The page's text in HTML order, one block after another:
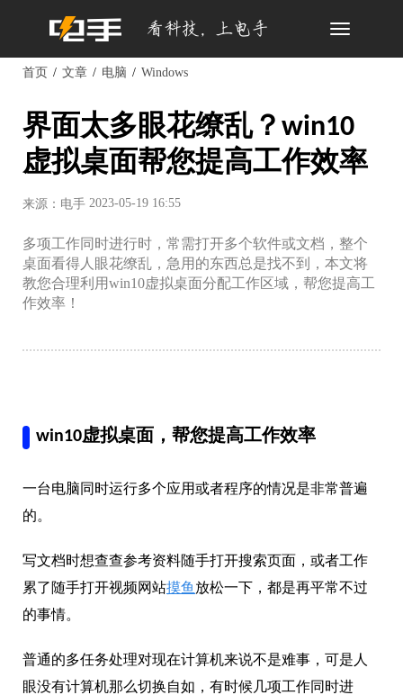
Toggle
首页 文章 电脑 Windows
界面太多眼花缭乱？win10
虚拟桌面帮您提高工作效率
来源：电手 2023-05-19 16:55
多项工作同时进行时，常需打开多个软件或文档，整个
桌面看得人眼花缭乱，急用的东西总是找不到，本文将
教您合理利用win10虚拟桌面分配工作区域，帮您提高工
作效率！
win10虚拟桌面，帮您提高工作效率
一台电脑同时运行多个应用或者程序的情况是非常普遍
的。
写文档时想查查参考资料随手打开搜索页面，或者工作
累了随手打开视频网站摸鱼 放松一下，都是再平常不过
的事情。
普通的多任务处理对现在计算机来说不是难事，可是人
眼没有计算机那么切换自如，有时候几项工作同时进